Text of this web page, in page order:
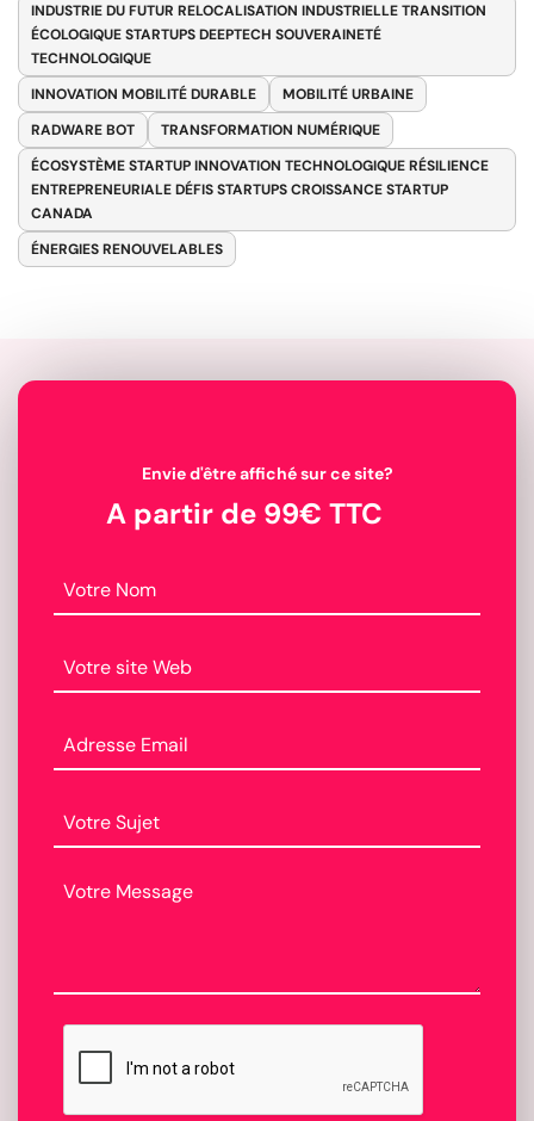
INDUSTRIE DU FUTUR RELOCALISATION INDUSTRIELLE TRANSITION
ÉCOLOGIQUE STARTUPS DEEPTECH SOUVERAINETÉ
TECHNOLOGIQUE
INNOVATION MOBILITÉ DURABLE
MOBILITÉ URBAINE
RADWARE BOT
TRANSFORMATION NUMÉRIQUE
ÉCOSYSTÈME STARTUP INNOVATION TECHNOLOGIQUE RÉSILIENCE
ENTREPRENEURIALE DÉFIS STARTUPS CROISSANCE STARTUP
CANADA
ÉNERGIES RENOUVELABLES
Envie d'être affiché sur ce site?
A partir de 99€ TTC